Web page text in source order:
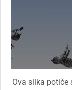
Ova slika potiče